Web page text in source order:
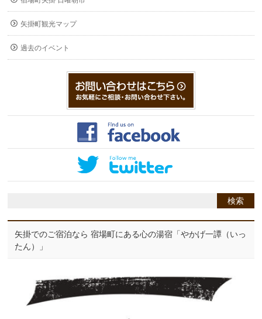
矢掛町観光マップ
過去のイベント
矢掛でのご宿泊なら 宿場町にある心の湯宿「やかげ一譚（いっ
たん）」